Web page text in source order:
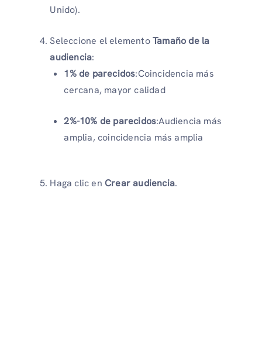
Unido).
Seleccione el elementoTamaño de la
audiencia:
1% de parecidos:Coincidencia más
cercana, mayor calidad
2%-10% de parecidos:Audiencia más
amplia, coincidencia más amplia
Haga clic en Crear audiencia.